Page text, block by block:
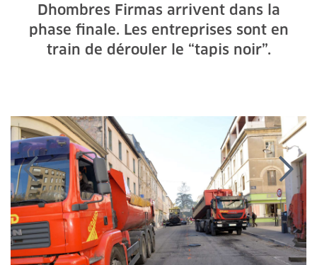
Dhombres Firmas arrivent dans la
phase finale. Les entreprises sont en
train de dérouler le “tapis noir”.